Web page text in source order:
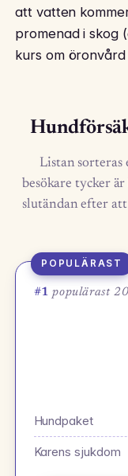
att vatten
promenad i skog
kurs om
Listan
besökare tycker
slutändan efter
POPULÄRAST
#1 populärast
Hundpaket
Karens sjukdom